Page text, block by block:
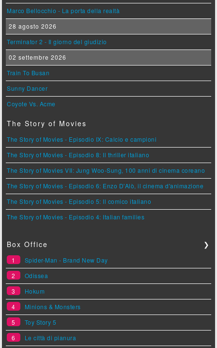
Marco Bellocchio - La porta della realtà
28 agosto 2026
Terminator 2 - Il giorno del giudizio
02 settembre 2026
Train To Busan
Sunny Dancer
Coyote Vs. Acme
The Story of Movies
The Story of Movies - Episodio IX: Calcio e campioni
The Story of Movies - Episodio 8: Il thriller italiano
The Story of Movies VII: Jung Woo-Sung, 100 anni di cinema coreano
The Story of Movies - Episodio 6: Enzo D'Alò, il cinema d'animazione
The Story of Movies - Episodio 5: Il comico italiano
The Story of Movies - Episodio 4: Italian families
Box Office ❯
1
Spider-Man - Brand New Day
2
Odissea
3
Hokum
4
Minions & Monsters
5
Toy Story 5
6
Le città di pianura